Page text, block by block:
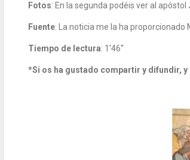
Fotos: En la segunda podéis ver al
Fuente: La noticia me la ha
Tiempo de lectura: 1'46''
*Si os ha gustado compartir y difundir,